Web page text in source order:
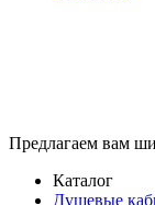
Предлагаем вам
Каталог
Душевые